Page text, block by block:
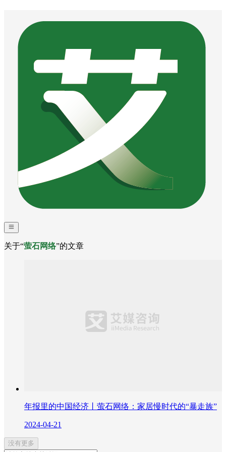
关于“萤石网络”的文章
年报里的中国经济丨萤石网络：家居慢时代的“暴走族”
2024-04-21
没有更多